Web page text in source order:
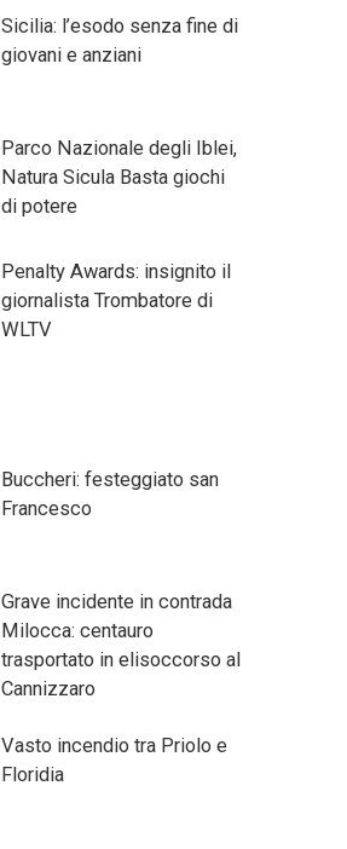
Sicilia: l’esodo senza fine di
giovani e anziani
Parco Nazionale degli Iblei,
Natura Sicula Basta giochi
di potere
Penalty Awards: insignito il
giornalista Trombatore di
WLTV
Buccheri: festeggiato san
Francesco
Grave incidente in contrada
Milocca: centauro
trasportato in elisoccorso al
Cannizzaro
Vasto incendio tra Priolo e
Floridia